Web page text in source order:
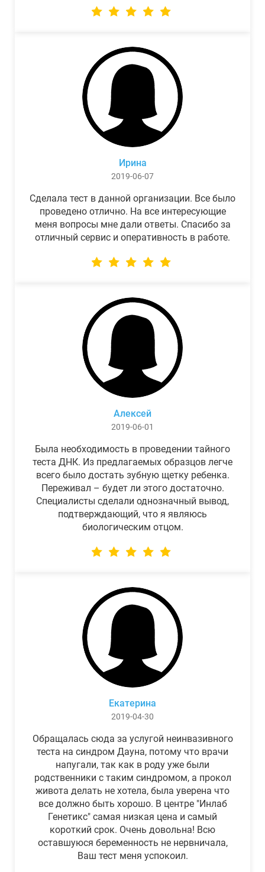
Ирина
2019-06-07
Сделала тест в данной организации. Все было
проведено отлично. На все интересующие
меня вопросы мне дали ответы. Спасибо за
отличный сервис и оперативность в работе.
Алексей
2019-06-01
Была необходимость в проведении тайного
теста ДНК. Из предлагаемых образцов легче
всего было достать зубную щетку ребенка.
Переживал – будет ли этого достаточно.
Специалисты сделали однозначный вывод,
подтверждающий, что я являюсь
биологическим отцом.
Екатерина
2019-04-30
Обращалась сюда за услугой неинвазивного
теста на синдром Дауна, потому что врачи
напугали, так как в роду уже были
родственники с таким синдромом, а прокол
живота делать не хотела, была уверена что
все должно быть хорошо. В центре "Инлаб
Генетикс" самая низкая цена и самый
короткий срок. Очень довольна! Всю
оставшуюся беременность не нервничала,
Ваш тест меня успокоил.